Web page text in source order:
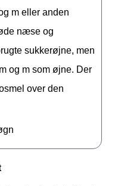
m eller anden
næse og
sukkerøjne, men
og m som øjne. Der
over den